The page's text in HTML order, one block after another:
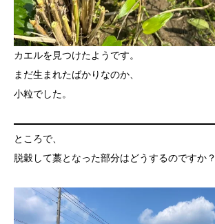
カエルを見つけたようです。
まだ生まれたばかりなのか、
小粒でした。
ところで、
脱穀して藁となった部分はどうするのですか？